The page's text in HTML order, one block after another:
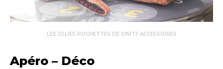
LES JOLIES POCHETTES DE SWITF ACCESSOIRES
Apéro – Déco